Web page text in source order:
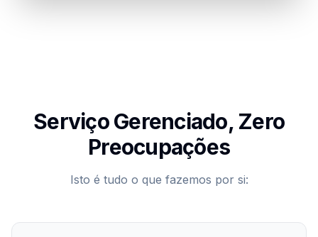
Serviço Gerenciado, Zero
Preocupações
Isto é tudo o que fazemos por si: